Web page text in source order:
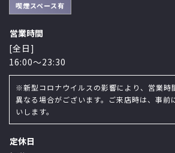
喫煙スペース有
営業時間
[全日]
16:00〜23:30
※新型コロナウイルスの影響により、営業時
異なる場合がございます。ご来店時は、事前
いします。
定休日